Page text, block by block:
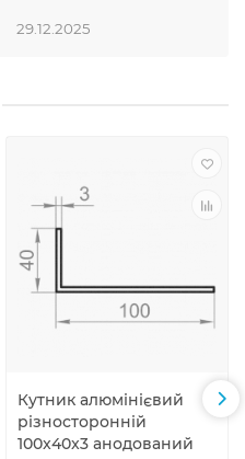
29.12.2025
Кутник алюмінієвий
різносторонній
100x40x3 анодований